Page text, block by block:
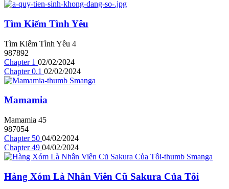
Tìm Kiếm Tình Yêu
Tìm Kiếm Tình Yêu 4
987892
Chapter 1 02/02/2024
Chapter 0.1 02/02/2024
Mamamia
Mamamia 45
987054
Chapter 50 04/02/2024
Chapter 49 04/02/2024
Hàng Xóm Là Nhân Viên Cũ Sakura Của Tôi